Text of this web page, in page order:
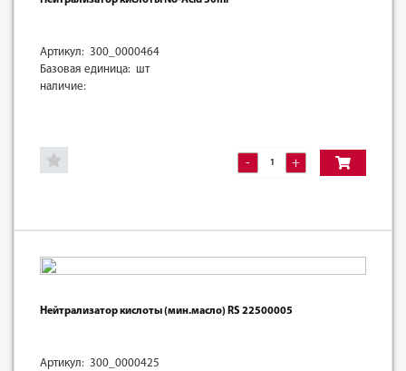
Артикул: 300_0000464
Базовая единица: шт
наличие:
- +
Нейтрализатор кислоты (мин.масло) RS 22500005
Артикул: 300_0000425